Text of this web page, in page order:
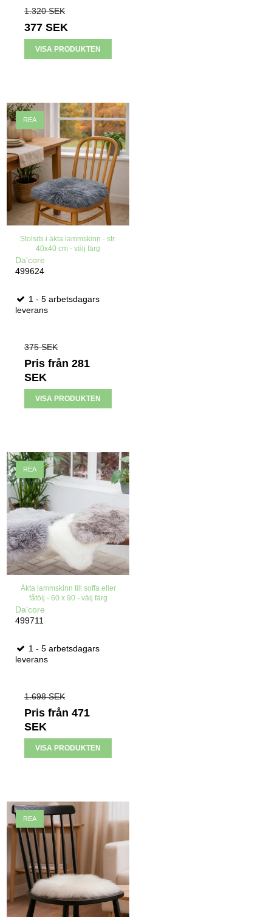
1.320 SEK
377 SEK
VISA PRODUKTEN
REA
Stolsits i äkta lammskinn - str.
40x40 cm - välj färg
Da'core
499624
1 - 5 arbetsdagars
leverans
375 SEK
Pris från 281
SEK
VISA PRODUKTEN
REA
Äkta lammskinn till soffa eller
fåtölj - 60 x 90 - välj färg
Da'core
499711
1 - 5 arbetsdagars
leverans
1.698 SEK
Pris från 471
SEK
VISA PRODUKTEN
REA